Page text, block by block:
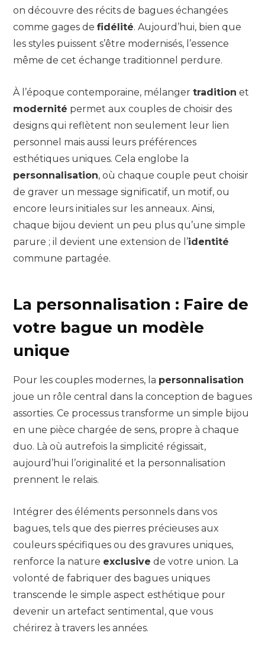
on découvre des récits de bagues échangées
comme gages de fidélité. Aujourd’hui, bien que
les styles puissent s’être modernisés, l’essence
même de cet échange traditionnel perdure.
À l’époque contemporaine, mélanger tradition et
modernité permet aux couples de choisir des
designs qui reflètent non seulement leur lien
personnel mais aussi leurs préférences
esthétiques uniques. Cela englobe la
personnalisation, où chaque couple peut choisir
de graver un message significatif, un motif, ou
encore leurs initiales sur les anneaux. Ainsi,
chaque bijou devient un peu plus qu’une simple
parure ; il devient une extension de l’identité
commune partagée.
La personnalisation : Faire de
votre bague un modèle
unique
Pour les couples modernes, la personnalisation
joue un rôle central dans la conception de bagues
assorties. Ce processus transforme un simple bijou
en une pièce chargée de sens, propre à chaque
duo. Là où autrefois la simplicité régissait,
aujourd’hui l’originalité et la personnalisation
prennent le relais.
Intégrer des éléments personnels dans vos
bagues, tels que des pierres précieuses aux
couleurs spécifiques ou des gravures uniques,
renforce la nature exclusive de votre union. La
volonté de fabriquer des bagues uniques
transcende le simple aspect esthétique pour
devenir un artefact sentimental, que vous
chérirez à travers les années.